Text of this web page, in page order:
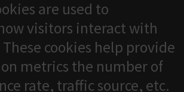
are used to
visitors interact with
cookies help provide
metrics the number of
rate, traffic source, etc.